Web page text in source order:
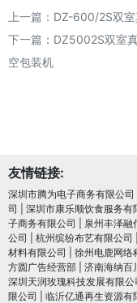
上一篇： DZ-600/2S双室
下一篇： DZ5002S双室
空包装机
友情链接:
深圳市腾为电子商务有限公司
司
深圳市康乐顺饮食服务有
子商务有限公司
泉州丰泽融
公司
杭州缤纷布艺有限公司
材料有限公司
徐州电鹿网络
方圆广告经营部
济南海纳百
深圳天润玫瑰科技发展有限公
限公司
临沂亿通再生资源有